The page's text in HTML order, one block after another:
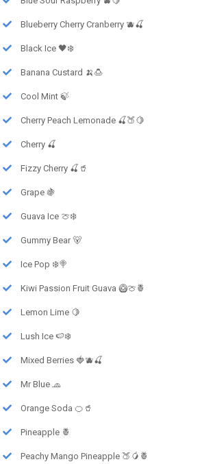
Blueberry Cherry Cranberry 🫐🍒
Black Ice 🖤❄️
Banana Custard 🍌🍮
Cool Mint 🍃
Cherry Peach Lemonade 🍒🍑🍋
Cherry 🍒
Fizzy Cherry 🍒🥤
Grape 🍇
Guava Ice 🍈❄️
Gummy Bear 🐻
Ice Pop ❄️🍭
Kiwi Passion Fruit Guava 🥝🍈🍍
Lemon Lime 🍋
Lush Ice 🍉❄️
Mixed Berries 🍓🫐🍒
Mr Blue 🧢
Orange Soda 🍊🥤
Pineapple 🍍
Peachy Mango Pineapple 🍑🥭🍍